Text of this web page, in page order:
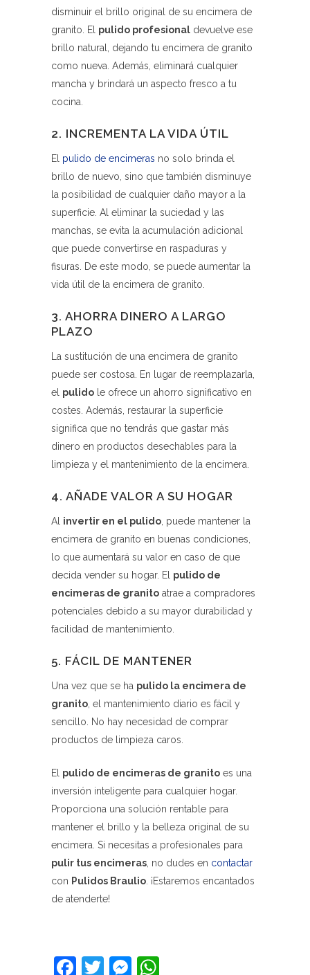
disminuir el brillo original de su encimera de
granito. El pulido profesional devuelve ese
brillo natural, dejando tu encimera de granito
como nueva. Además, eliminará cualquier
mancha y brindará un aspecto fresco a tu
cocina.
2. INCREMENTA LA VIDA ÚTIL
El pulido de encimeras no solo brinda el
brillo de nuevo, sino que también disminuye
la posibilidad de cualquier daño mayor a la
superficie. Al eliminar la suciedad y las
manchas, se evita la acumulación adicional
que puede convertirse en raspaduras y
fisuras. De este modo, se puede aumentar la
vida útil de la encimera de granito.
3. AHORRA DINERO A LARGO
PLAZO
La sustitución de una encimera de granito
puede ser costosa. En lugar de reemplazarla,
el pulido le ofrece un ahorro significativo en
costes. Además, restaurar la superficie
significa que no tendrás que gastar más
dinero en productos desechables para la
limpieza y el mantenimiento de la encimera.
4. AÑADE VALOR A SU HOGAR
Al invertir en el pulido , puede mantener la
encimera de granito en buenas condiciones,
lo que aumentará su valor en caso de que
decida vender su hogar. El pulido de
encimeras de granito atrae a compradores
potenciales debido a su mayor durabilidad y
facilidad de mantenimiento.
5. FÁCIL DE MANTENER
Una vez que se ha pulido la encimera de
granito , el mantenimiento diario es fácil y
sencillo. No hay necesidad de comprar
productos de limpieza caros.
El pulido de encimeras de granito es una
inversión inteligente para cualquier hogar.
Proporciona una solución rentable para
mantener el brillo y la belleza original de su
encimera. Si necesitas a profesionales para
pulir tus encimeras , no dudes en contactar
con Pulidos Braulio . ¡Estaremos encantados
de atenderte!
Facebook
TwitterMessenger